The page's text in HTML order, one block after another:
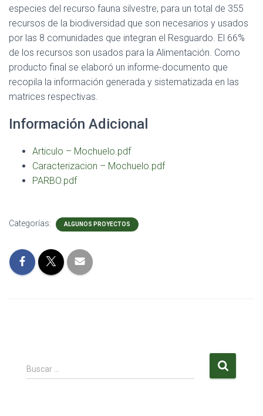
especies del recurso fauna silvestre, para un total de 355
recursos de la biodiversidad que son necesarios y usados
por las 8 comunidades que integran el Resguardo. El 66%
de los recursos son usados para la Alimentación. Como
producto final se elaboró un informe-documento que
recopila la información generada y sistematizada en las
matrices respectivas.
Información Adicional
Articulo – Mochuelo.pdf
Caracterizacion – Mochuelo.pdf
PARBO.pdf
Categorías: ALGUNOS PROYECTOS
B
u
Buscar …